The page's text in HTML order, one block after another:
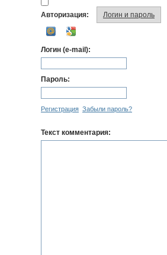
Авторизация: Логин и пароль
Логин (e-mail):
Пароль:
Регистрация Забыли пароль?
Текст комментария: